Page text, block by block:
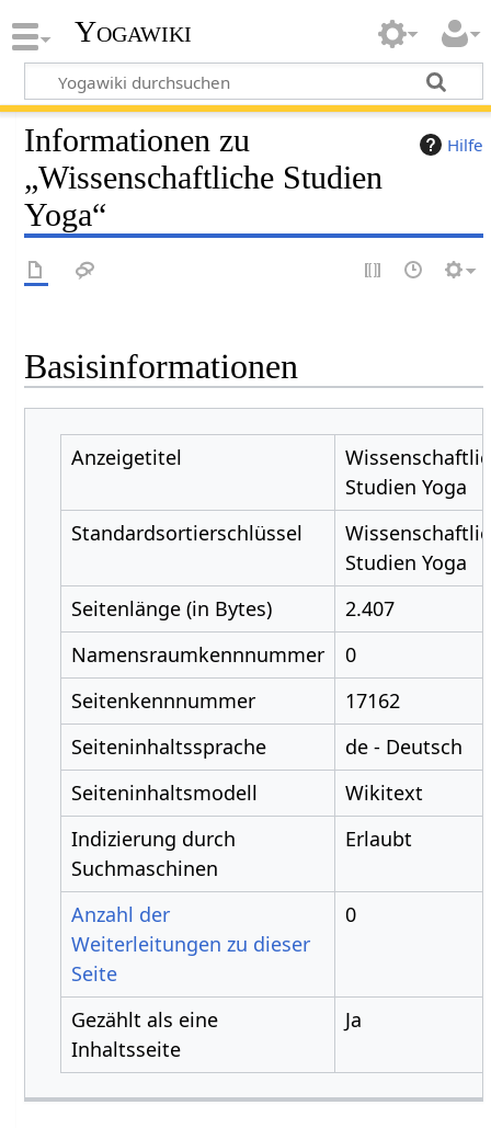
Yogawiki
Hilfe
Informationen zu
„Wissenschaftliche Studien
Yoga“
Basisinformationen
Anzeigetitel
Studien Yoga
Standardsortierschlüssel
Studien Yoga
Seitenlänge (in Bytes)
2.407
Namensraumkennnummer
0
Seitenkennnummer
17162
Seiteninhaltssprache
de - Deutsch
Seiteninhaltsmodell
Wikitext
Indizierung durch
Suchmaschinen
Erlaubt
Anzahl der
Weiterleitungen zu dieser
Seite
0
Gezählt als eine
Inhaltsseite
Ja